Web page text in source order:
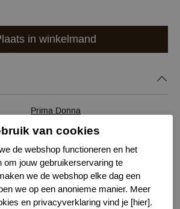
in winkelmand
Prima Donna
631800002
Zwart
Polyamide
30 graden machinewas
van cookies
de webshop functioneren en het
om jouw gebruikerservaring te
we de webshop elke dag een
we op een anonieme manier. Meer
en privacyverklaring vind je [hier].